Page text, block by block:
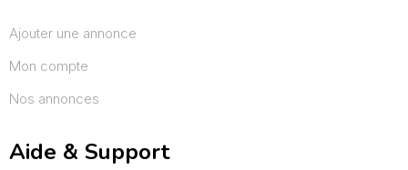
Ajouter une annonce
Mon compte
Nos annonces
Aide & Support